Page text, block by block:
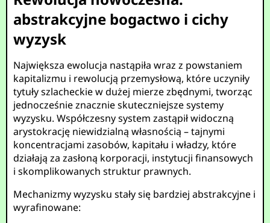
abstrakcyjne bogactwo i cichy
wyzysk
Największa ewolucja nastąpiła wraz z powstaniem
kapitalizmu i rewolucją przemysłową, które uczyniły
tytuły szlacheckie w dużej mierze zbędnymi, tworząc
jednocześnie znacznie skuteczniejsze systemy
wyzysku. Współczesny system zastąpił widoczną
arystokrację niewidzialną własnością – tajnymi
koncentracjami zasobów, kapitału i władzy, które
działają za zasłoną korporacji, instytucji finansowych
i skomplikowanych struktur prawnych.
Mechanizmy wyzysku stały się bardziej abstrakcyjne i
wyrafinowane: